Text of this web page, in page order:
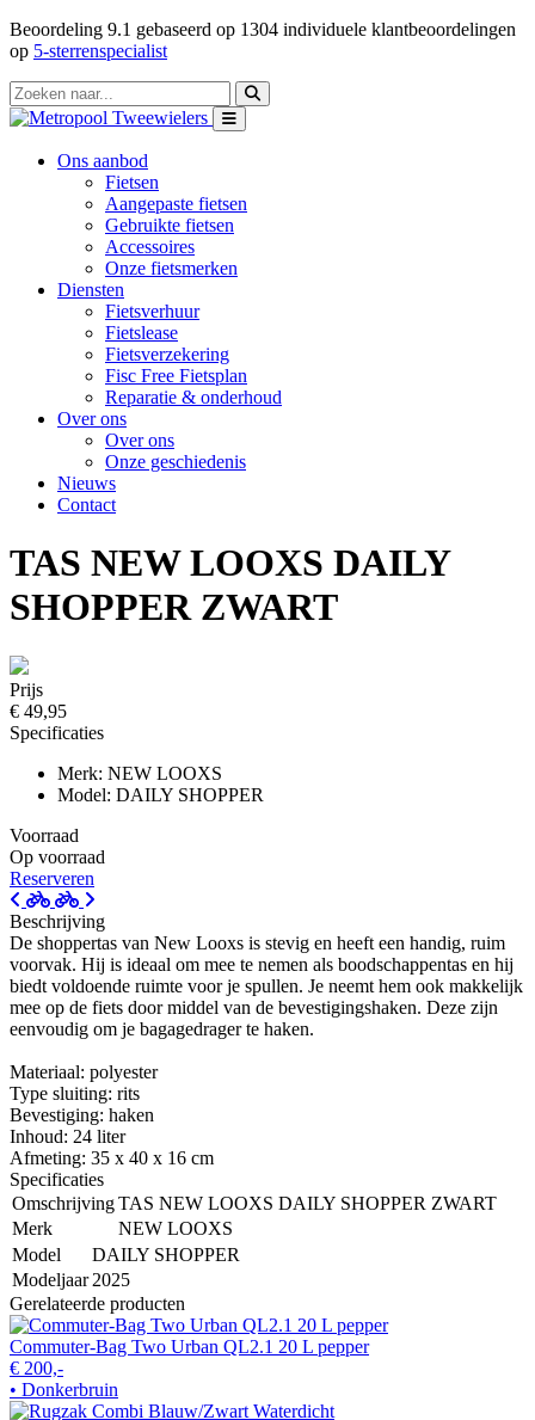
Beoordeling 9.1 gebaseerd op 1304 individuele klantbeoordelingen
op 5-sterrenspecialist
Ons aanbod
Fietsen
Aangepaste fietsen
Gebruikte fietsen
Accessoires
Onze fietsmerken
Diensten
Fietsverhuur
Fietslease
Fietsverzekering
Fisc Free Fietsplan
Reparatie & onderhoud
Over ons
Over ons
Onze geschiedenis
Nieuws
Contact
TAS NEW LOOXS DAILY
SHOPPER ZWART
Prijs
€ 49,95
Specificaties
Merk: NEW LOOXS
Model: DAILY SHOPPER
Voorraad
Op voorraad
Reserveren
Beschrijving
De shoppertas van New Looxs is stevig en heeft een handig, ruim
voorvak. Hij is ideaal om mee te nemen als boodschappentas en hij
biedt voldoende ruimte voor je spullen. Je neemt hem ook makkelijk
mee op de fiets door middel van de bevestigingshaken. Deze zijn
eenvoudig om je bagagedrager te haken.
Materiaal: polyester
Type sluiting: rits
Bevestiging: haken
Inhoud: 24 liter
Afmeting: 35 x 40 x 16 cm
Specificaties
OmschrijvingTAS NEW LOOXS DAILY SHOPPER ZWART
Merk
NEW LOOXS
Model
DAILY SHOPPER
Modeljaar 2025
Gerelateerde producten
Commuter-Bag Two Urban QL2.1 20 L pepper
€ 200,-
• Donkerbruin